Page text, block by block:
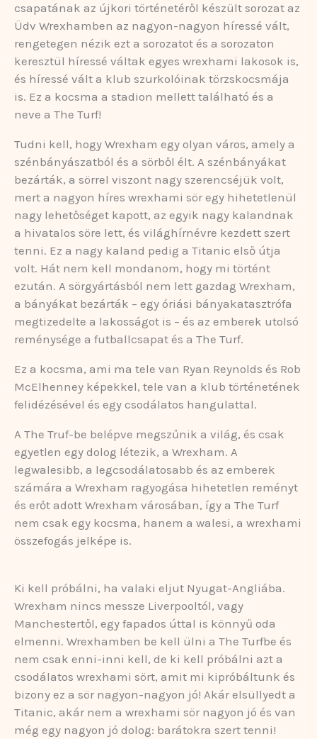
csapatának az újkori történetéről készült sorozat az
Üdv Wrexhamben az nagyon-nagyon híressé vált,
rengetegen nézik ezt a sorozatot és a sorozaton
keresztül híressé váltak egyes wrexhami lakosok is,
és híressé vált a klub szurkolóinak törzskocsmája
is. Ez a kocsma a stadion mellett található és a
neve a The Turf!
Tudni kell, hogy Wrexham egy olyan város, amely a
szénbányászatból és a sörből élt. A szénbányákat
bezárták, a sörrel viszont nagy szerencséjük volt,
mert a nagyon híres wrexhami sör egy hihetetlenül
nagy lehetőséget kapott, az egyik nagy kalandnak
a hivatalos söre lett, és világhírnévre kezdett szert
tenni. Ez a nagy kaland pedig a Titanic első útja
volt. Hát nem kell mondanom, hogy mi történt
ezután. A sörgyártásból nem lett gazdag Wrexham,
a bányákat bezárták – egy óriási bányakatasztrófa
megtizedelte a lakosságot is – és az emberek utolsó
reménysége a futballcsapat és a The Turf.
Ez a kocsma, ami ma tele van Ryan Reynolds és Rob
McElhenney képekkel, tele van a klub történetének
felidézésével és egy csodálatos hangulattal.
A The Truf-be belépve megszűnik a világ, és csak
egyetlen egy dolog létezik, a Wrexham. A
legwalesibb, a legcsodálatosabb és az emberek
számára a Wrexham ragyogása hihetetlen reményt
és erőt adott Wrexham városában, így a The Turf
nem csak egy kocsma, hanem a walesi, a wrexhami
összefogás jelképe is.
Ki kell próbálni, ha valaki eljut Nyugat-Angliába.
Wrexham nincs messze Liverpooltól, vagy
Manchestertől, egy fapados úttal is könnyű oda
elmenni. Wrexhamben be kell ülni a The Turfbe és
nem csak enni-inni kell, de ki kell próbálni azt a
csodálatos wrexhami sört, amit mi kipróbáltunk és
bizony ez a sör nagyon-nagyon jó! Akár elsüllyedt a
Titanic, akár nem a wrexhami sör nagyon jó és van
még egy nagyon jó dolog: barátokra szert tenni!